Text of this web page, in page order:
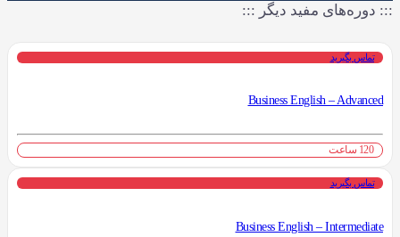
::: دوره‌های مفید دیگر :::
تماس بگیرید
Business English – Advanced
120 ساعت
تماس بگیرید
Business English – Intermediate